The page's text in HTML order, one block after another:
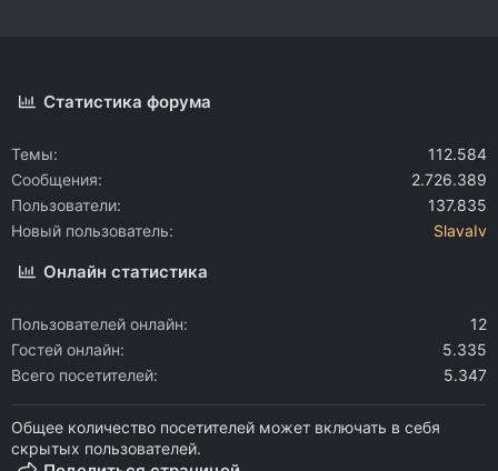
Статистика форума
Темы
112.584
Сообщения
2.726.389
Пользователи
137.835
Новый пользователь
SlavaIv
Онлайн статистика
Пользователей онлайн
12
Гостей онлайн
5.335
Всего посетителей
5.347
Общее количество посетителей может включать в себя
скрытых пользователей.